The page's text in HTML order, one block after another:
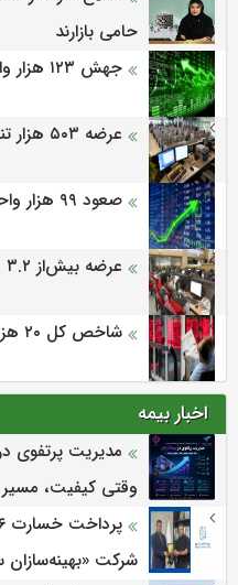
حامی بازارند
جهش ۱۲۳ هزار واحدی شاخص بورس
عرضه ۵۰۳ هزار تنی محصولات در بورس کالا
صعود ۹۹ هزار واحدی شاخص بورس
عرضه بیش‌از ۳.۲ میلیون تن محصول در بورس کالا
شاخص کل ۲۰ هزار واحد افت کرد
اخبار بیمه
مدیریت پرتفوی
وقتی کیفیت، مسیر
شرکت